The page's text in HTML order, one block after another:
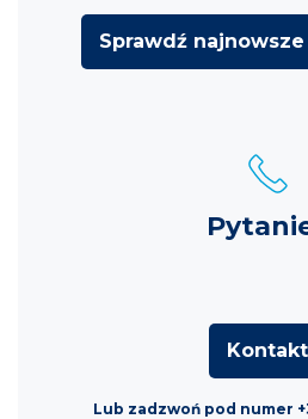
Sprawdź
Kontakt
Lub zadzwoń pod numer